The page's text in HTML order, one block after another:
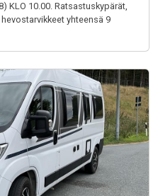
KLO 10.00. Ratsastuskypärät,
yhteensä 9